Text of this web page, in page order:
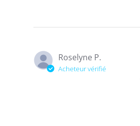
Roselyne P.
Acheteur vérifié